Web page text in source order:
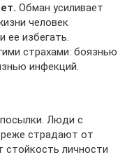
Обман усиливает
человек
ее избегать.
страхами: боязнью
инфекций.
Люди с
страдают от
стойкость личности